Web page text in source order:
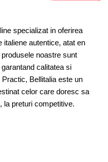
specializat in oferirea
italiene autentice, atat en
noastre sunt
calitatea si
Bellitalia este un
celor care doresc sa
la preturi competitive.